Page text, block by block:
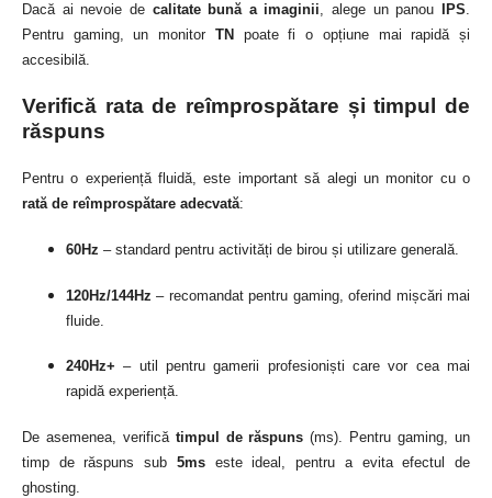
Dacă ai nevoie de calitate bună a imaginii, alege un panou IPS.
Pentru gaming, un monitor TN
poate fi o opțiune mai rapidă și
accesibilă.
Verifică rata de reîmprospătare și timpul de
răspuns
Pentru o experiență fluidă, este important să alegi un monitor cu o
rată de reîmprospătare adecvată:
60Hz – standard pentru activități de birou și utilizare generală.
120Hz/144Hz – recomandat pentru gaming, oferind mișcări mai
fluide.
240Hz+ – util pentru gamerii profesioniști care vor cea mai
rapidă experiență.
De asemenea, verifică timpul de răspuns (ms). Pentru gaming, un
timp de răspuns sub 5mseste ideal, pentru a evita efectul de
ghosting.